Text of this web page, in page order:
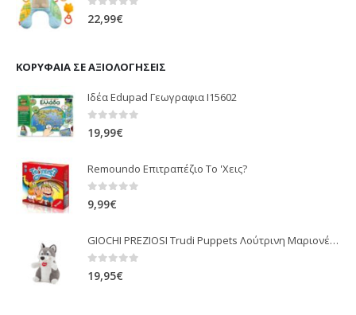
0 out of 5
22,99€
ΚΟΡΥΦΑΊΑ ΣΕ ΑΞΙΟΛΟΓΉΣΕΙΣ
Ιδέα Edupad Γεωγραφια Ι15602
0 out of 5
19,99€
Remoundo Επιτραπέζιο Το 'Χεις?
0 out of 5
9,99€
GIOCHI PREZIOSI Trudi Puppets Λούτρινη Μαριονέτα Χάσκι TUD77000
0 out of 5
19,95€